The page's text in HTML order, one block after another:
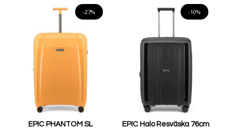
-27%
EPIC PHANTOM SL
-10%
EPIC Halo Resväska 76cm